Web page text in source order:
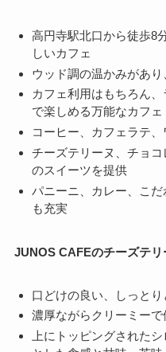
高円寺駅北口から徒歩8
しいカフェ
ウッド調の温かみがあ
カフェ利用はもちろん
で楽しめる万能なカフェ
コーヒー、カフェラテ
チーズテリーヌ、チョ
のスイーツを提供
パニーニ、カレー、こ
も充実
JUNOS CAFEのチーズテリ
口どけの良い、しっと
濃厚ながらクリーミー
上にトッピングされた